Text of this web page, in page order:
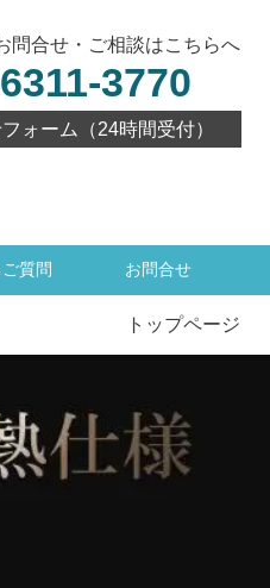
問合せ・ご相談はこちらへ
3770
ォーム（24時間受付）
質問 お問合せ
トップページ